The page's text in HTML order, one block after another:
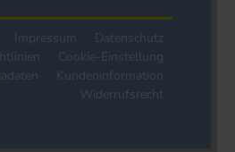
Impressum
Datenschutz
Cookie-Einstellung
Kundeninformation
Widerrufsrecht